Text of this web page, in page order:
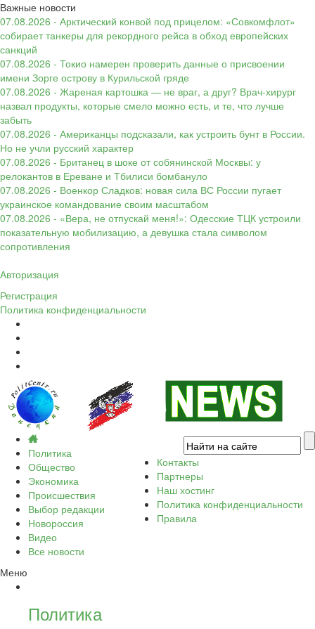
Важные новости
07.08.2026 - Арктический конвой под прицелом: «Совкомфлот»
собирает танкеры для рекордного рейса в обход европейских
санкций
07.08.2026 - Токио намерен проверить данные о присвоении
имени Зорге острову в Курильской гряде
07.08.2026 - Жареная картошка — не враг, а друг? Врач-хирург
назвал продукты, которые смело можно есть, и те, что лучше
забыть
07.08.2026 - Американцы подсказали, как устроить бунт в России.
Но не учли русский характер
07.08.2026 - Британец в шоке от собянинской Москвы: у
релокантов в Ереване и Тбилиси бомбануло
07.08.2026 - Военкор Сладков: новая сила ВС России пугает
украинское командование своим масштабом
07.08.2026 - «Вера, не отпускай меня!»: Одесские ТЦК устроили
показательную мобилизацию, а девушка стала символом
сопротивления
Авторизация
Регистрация
Политика конфиденциальности
Политика
Общество
Экономика
Происшествия
Выбор редакции
Новороссия
Видео
Все новости
Меню
Политика
Контакты
Партнеры
Наш хостинг
Политика конфиденциальности
Правила